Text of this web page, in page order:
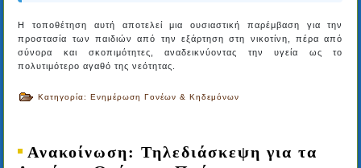
Η τοποθέτηση αυτή αποτελεί μια ουσιαστική παρέμβαση για την
προστασία των παιδιών από την εξάρτηση στη νικοτίνη, πέρα από
σύνορα και σκοπιμότητες, αναδεικνύοντας την υγεία ως το
πολυτιμότερο αγαθό της νεότητας.
Κατηγορία:Ενημέρωση Γονέων & Κηδεμόνων
Ανακοίνωση: Τηλεδιάσκεψη για τα